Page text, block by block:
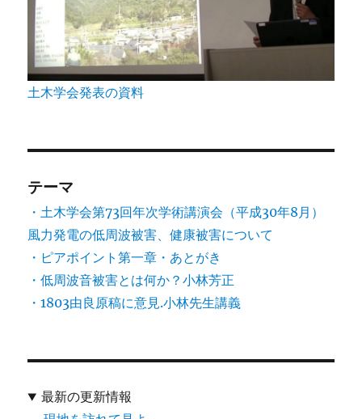
土木学会発表の資料
テーマ
・土木学会第73回年次学術講演会（平成30年8月）
風力発電の低周波被害、健康被害について
・ピアポイント第一章・あとがき
・低周波音被害とは何か？小林芳正
・1803由良原稿に意見.小林先生講義
最新の更新情報